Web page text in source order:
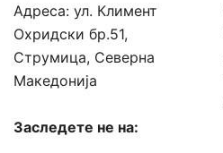
Адреса: ул. Климент
Охридски бр.51,
Струмица, Северна
Македонија
Заследете не на: